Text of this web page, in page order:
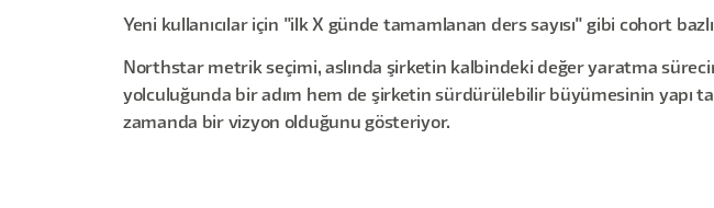
Yeni kullanıcılar için "ilk X günde tamamlanan ders sayısı" gibi cohort
Northstar metrik seçimi, aslında şirketin kalbindeki değer yaratma
yolculuğunda bir adım hem de şirketin sürdürülebilir büyümesinin yapı
zamanda bir vizyon olduğunu gösteriyor.